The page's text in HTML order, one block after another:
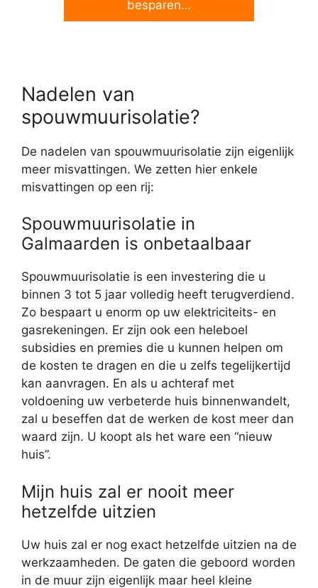
besparen…
Nadelen van
spouwmuurisolatie?
De nadelen van spouwmuurisolatie zijn eigenlijk
meer misvattingen. We zetten hier enkele
misvattingen op een rij:
Spouwmuurisolatie in
Galmaarden is onbetaalbaar
Spouwmuurisolatie is een investering die u
binnen 3 tot 5 jaar volledig heeft terugverdiend.
Zo bespaart u enorm op uw elektriciteits- en
gasrekeningen. Er zijn ook een heleboel
subsidies en premies die u kunnen helpen om
de kosten te dragen en die u zelfs tegelijkertijd
kan aanvragen. En als u achteraf met
voldoening uw verbeterde huis binnenwandelt,
zal u beseffen dat de werken de kost meer dan
waard zijn. U koopt als het ware een “nieuw
huis”.
Mijn huis zal er nooit meer
hetzelfde uitzien
Uw huis zal er nog exact hetzelfde uitzien na de
werkzaamheden. De gaten die geboord worden
in de muur zijn eigenlijk maar heel kleine